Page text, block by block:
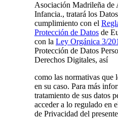
Asociación Madrileña de
Infancia., tratará los
cumplimiento con el
Protección de Datos de
con la Ley Orgánica 3/
Protección de Datos
Derechos Digitales, así
como las normativas que
en su caso. Para más
tratamiento de sus datos
acceder a lo regulado en
de Privacidad del